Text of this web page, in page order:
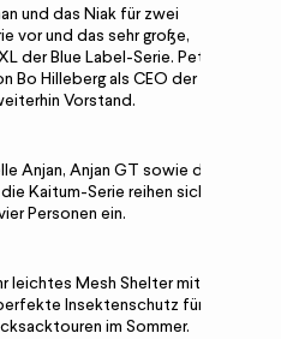
und das Niak für zwei
vor und das sehr große,
der Blue Label-Serie. Petra
Bo Hilleberg als CEO der
Vorstand.
Anjan, Anjan GT sowie das
Kaitum-Serie reihen sich
Personen ein.
leichtes Mesh Shelter mit
Insektenschutz für eine
im Sommer.